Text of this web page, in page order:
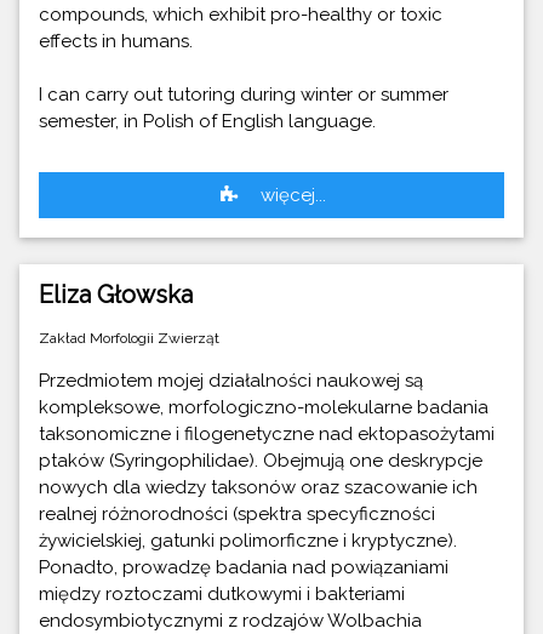
compounds, which exhibit pro-healthy or toxic
effects in humans.
I can carry out tutoring during winter or summer
semester, in Polish of English language.
więcej...
Eliza Głowska
Zakład Morfologii Zwierząt
Przedmiotem mojej działalności naukowej są
kompleksowe, morfologiczno-molekularne badania
taksonomiczne i filogenetyczne nad ektopasożytami
ptaków (Syringophilidae). Obejmują one deskrypcje
nowych dla wiedzy taksonów oraz szacowanie ich
realnej różnorodności (spektra specyficzności
żywicielskiej, gatunki polimorficzne i kryptyczne).
Ponadto, prowadzę badania nad powiązaniami
między roztoczami dutkowymi i bakteriami
endosymbiotycznymi z rodzajów Wolbachia